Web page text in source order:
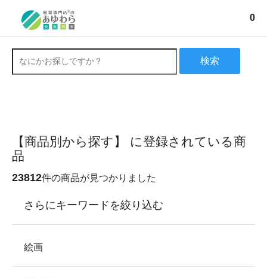
0
検索
【商品別から探す】 に登録されている商
品
23812件の商品が見つかりました
さらにキーワードを絞り込む
絵画